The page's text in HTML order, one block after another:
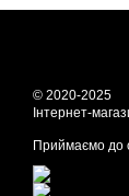
© 2020-2025
Інтернет-
Приймаємо до